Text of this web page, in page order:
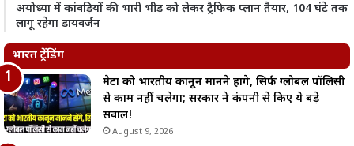
अयोध्या में कांवड़ियों की भारी भीड़ को लेकर ट्रैफिक प्लान तैयार, 104 घंटे तक
लागू रहेगा डायवर्जन
भारत ट्रेंडिंग
मेटा को भारतीय कानून मानने होंगे, सिर्फ ग्लोबल पॉलिसी
से काम नहीं चलेगा; सरकार ने कंपनी से किए ये बड़े
सवाल!
August 9, 2026